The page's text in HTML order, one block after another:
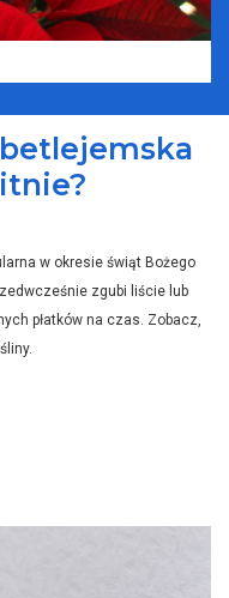
w okresie świąt Bożego
zgubi liście lub
płatków na czas. Zobacz,